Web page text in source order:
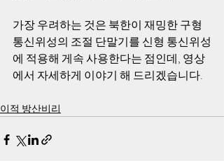
가장 우려하는 것은 북한이 재밍한 구형
통신위성의 조절 단말기를 신형 통신위성
에 적용해 게속 사용한다는 점인데, 영상
에서 자세하게 이야기 해 드리겠습니다.
이적 방산비리